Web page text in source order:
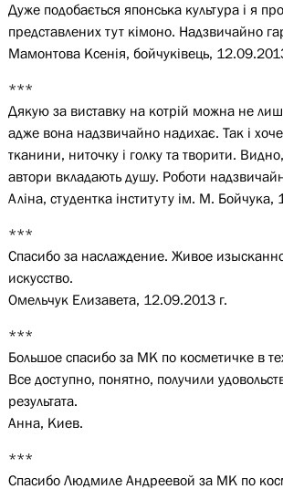
Дуже подобається японська культура і я
представлених тут кімоно. Надзвичайно
Мамонтова Ксенія, бойчуківець,
***
Дякую за виставку на котрій можна не
адже вона надзвичайно надихає. Так і
тканини, ниточку і голку та творити.
автори вкладають душу. Роботи
Аліна, студентка інституту ім. М.
***
Спасибо за наслаждение. Живое
искусство.
Омельчук Елизавета, 12.09.2013 г.
***
Большое спасибо за МК по косметичке в
Все доступно, понятно, получили
результата.
Анна, Киев.
***
Спасибо Людмиле Андреевой за МК по